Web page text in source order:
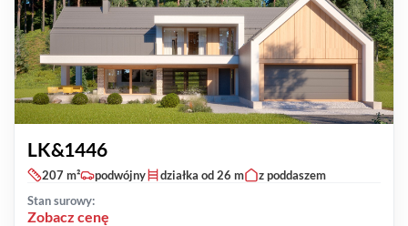
LK&1446
207 m² podwójny działka od 26 m
z poddaszem
Stan surowy:
Zobacz cenę